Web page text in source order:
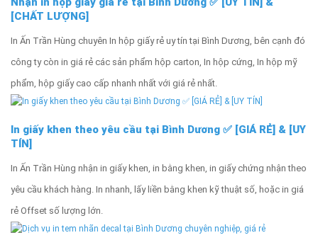
[CHẤT LƯỢNG]
In Ấn Trần Hùng chuyên In hộp giấy rẻ uy tín tại Bình Dương, bên cạnh đó
công ty còn in giá rẻ các sản phẩm hộp carton, In hộp cứng, In hộp mỹ
phẩm, hộp giấy cao cấp nhanh nhất với giá rẻ nhất.
In giấy khen theo yêu cầu tại Bình Dương ✅ [GIÁ RẺ] & [UY
TÍN]
In Ấn Trần Hùng nhận in giấy khen, in bằng khen, in giấy chứng nhận theo
yêu cầu khách hàng. In nhanh, lấy liền bằng khen kỹ thuật số, hoặc in giá
rẻ Offset số lượng lớn.